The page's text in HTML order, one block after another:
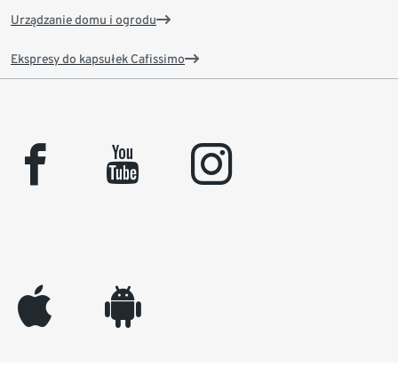
Urządzanie domu i ogrodu
Ekspresy do kapsułek Cafissimo
facebook youtube instagram
appleinc android